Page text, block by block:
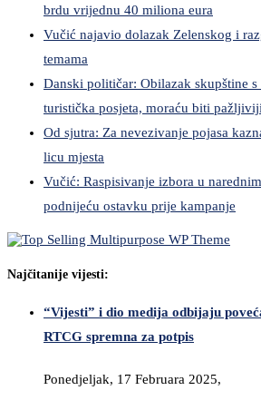
brdu vrijednu 40 miliona eura
Vučić najavio dolazak Zelenskog i
temama
Danski političar: Obilazak skupštine
turistička posjeta, moraću biti
Od sjutra: Za nevezivanje pojasa
licu mjesta
Vučić: Raspisivanje izbora u
podnijeću ostavku prije kampanje
Najčitanije vijesti:
“Vijesti” i dio medija odbijaju
RTCG spremna za potpis
Ponedjeljak, 17 Februara 2025,